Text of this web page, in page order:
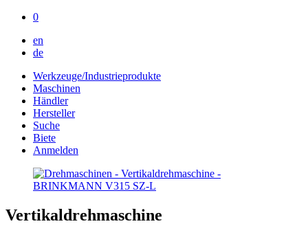
0
en
de
Werkzeuge/Industrieprodukte
Maschinen
Händler
Hersteller
Suche
Biete
Anmelden
Vertikaldrehmaschine